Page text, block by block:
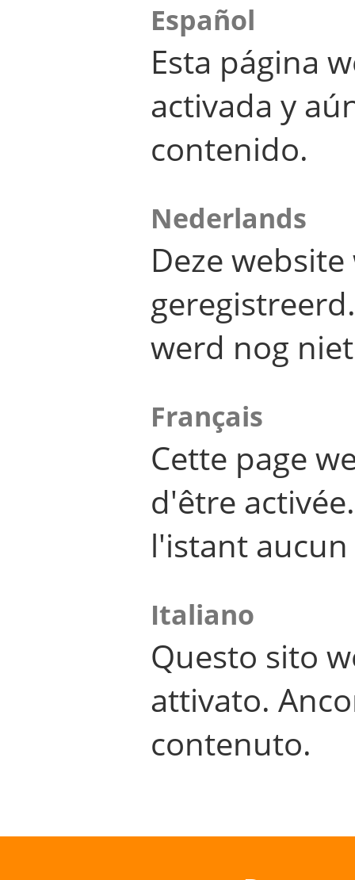
Español
Esta página
activada y
contenido.
Nederlands
Deze
werd nog
Français
Cette page
d'être
l'istant
Italiano
Questo sito
attivato.
contenuto.